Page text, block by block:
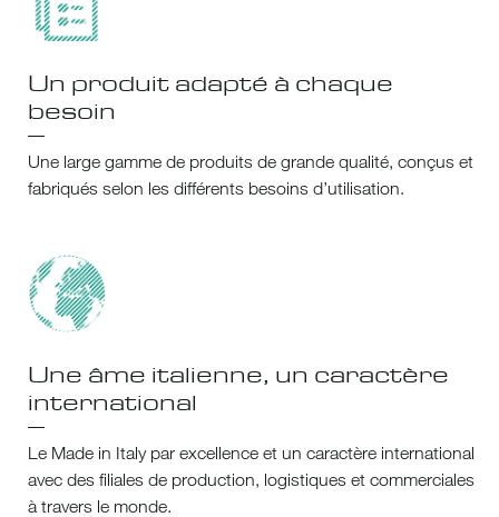
Un produit adapté à chaque
besoin
Une large gamme de produits de grande qualité, conçus et
fabriqués selon les différents besoins d’utilisation.
Une âme italienne, un caractère
international
Le Made in Italy par excellence et un caractère international
avec des filiales de production, logistiques et commerciales
à travers le monde.